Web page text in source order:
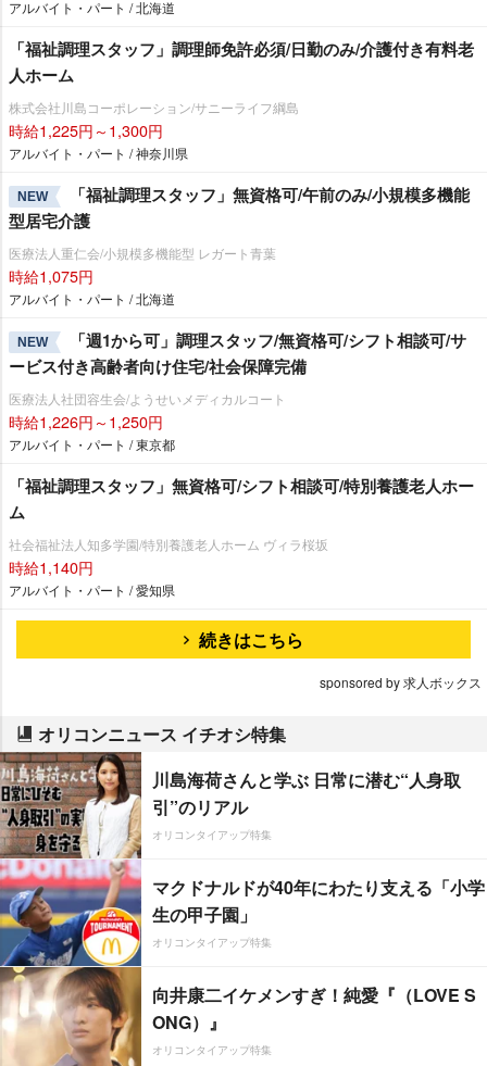
アルバイト・パート / 北海道
「福祉調理スタッフ」調理師免許必須/日勤のみ/介護付き有料老
人ホーム
株式会社川島コーポレーション/サニーライフ綱島
時給1,225円～1,300円
アルバイト・パート / 神奈川県
NEW
「福祉調理スタッフ」無資格可/午前のみ/小規模多機能
型居宅介護
医療法人重仁会/小規模多機能型 レガート青葉
時給1,075円
アルバイト・パート / 北海道
NEW
「週1から可」調理スタッフ/無資格可/シフト相談可/サ
ービス付き高齢者向け住宅/社会保障完備
医療法人社団容生会/ようせいメディカルコート
時給1,226円～1,250円
アルバイト・パート / 東京都
「福祉調理スタッフ」無資格可/シフト相談可/特別養護老人ホー
ム
社会福祉法人知多学園/特別養護老人ホーム ヴィラ桜坂
時給1,140円
アルバイト・パート / 愛知県
続きはこちら
sponsored by 求人ボックス
オリコンニュース イチオシ特集
川島海荷さんと学ぶ 日常に潜む“人身取
引”のリアル
オリコンタイアップ特集
マクドナルドが40年にわたり支える「小学
生の甲子園」
オリコンタイアップ特集
向井康二イケメンすぎ！純愛『（LOVE S
ONG）』
オリコンタイアップ特集